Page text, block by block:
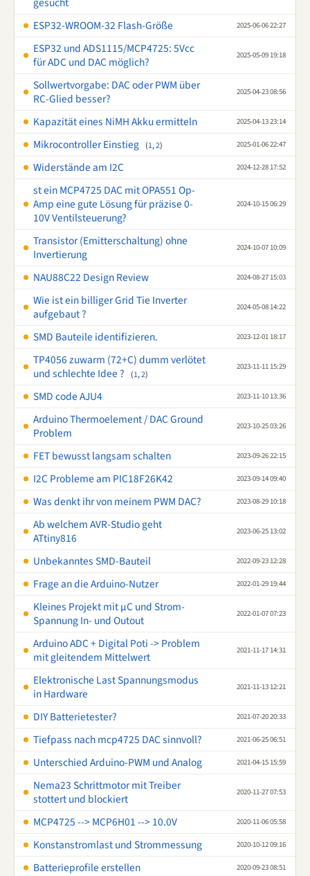
ESP32-WROOM-32 Flash-Größe 2025-06-06 22:27
ESP32 und ADS1115/MCP4725: 5Vcc
für ADC und DAC möglich?
2025-05-09 19:18
Sollwertvorgabe: DAC oder PWM über
RC-Glied besser?
2025-04-23 08:56
Kapazität eines NiMH Akku ermitteln 2025-04-13 23:14
Mikrocontroller Einstieg (1,2) 2025-01-06 22:47
Widerstände am I2C 2024-12-28 17:52
st ein MCP4725 DAC mit OPA551 Op-
Amp eine gute Lösung für präzise 0-
10V Ventilsteuerung?
2024-10-15 06:29
Transistor (Emitterschaltung) ohne
Invertierung
2024-10-07 10:09
NAU88C22 Design Review 2024-08-27 15:03
Wie ist ein billiger Grid Tie Inverter
aufgebaut ?
2024-05-08 14:22
SMD Bauteile identifizieren. 2023-12-01 18:17
TP4056 zuwarm (72+C) dumm verlötet
und schlechte Idee ?
(1,2)
2023-11-11 15:29
SMD code AJU4 2023-11-10 13:36
Arduino Thermoelement / DAC Ground
Problem
2023-10-25 03:26
FET bewusst langsam schalten 2023-09-26 22:15
I2C Probleme am PIC18F26K42 2023-09-14 09:40
Was denkt ihr von meinem PWM DAC? 2023-08-29 10:18
Ab welchem AVR-Studio geht
ATtiny816
2023-06-25 13:02
Unbekanntes SMD-Bauteil 2022-09-23 12:28
Frage an die Arduino-Nutzer 2022-01-29 19:44
Kleines Projekt mit µC und Strom-
Spannung In- und Outout
2022-01-07 07:23
Arduino ADC + Digital Poti -> Problem
mit gleitendem Mittelwert
2021-11-17 14:31
Elektronische Last Spannungsmodus
in Hardware
2021-11-13 12:21
DIY Batterietester? 2021-07-20 20:33
Tiefpass nach mcp4725 DAC sinnvoll? 2021-06-25 06:51
Unterschied Arduino-PWM und Analog 2021-04-15 15:59
Nema23 Schrittmotor mit Treiber
stottert und blockiert
2020-11-27 07:53
MCP4725 --> MCP6H01 --> 10.0V 2020-11-06 05:58
Konstanstromlast und Strommessung 2020-10-12 09:16
Batterieprofile erstellen 2020-09-23 08:51